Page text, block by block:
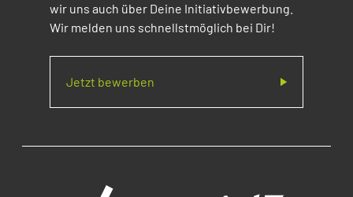
wir uns auch über Deine Initiativbewerbung.
Wir melden uns schnellstmöglich bei Dir!
Jetzt bewerben